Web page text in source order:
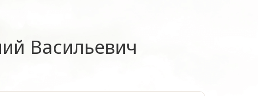
Васильевич